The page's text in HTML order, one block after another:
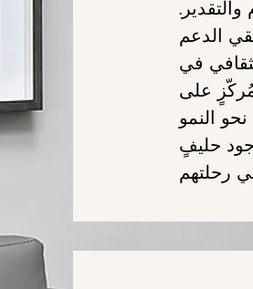
والتقدير.
الدعم
في
على
النمو
حليفٍ